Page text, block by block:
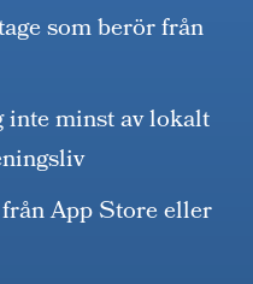
som berör från
inte minst av lokalt
App Store eller